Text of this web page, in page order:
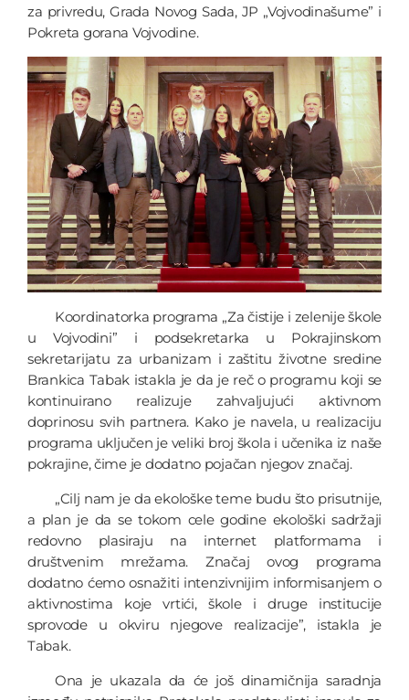
za privredu, Grada Novog Sada, JP „Vojvodinašume” i
Pokreta gorana Vojvodine.
Koordinatorka programa „Za čistije i zelenije škole
u Vojvodini” i podsekretarka u Pokrajinskom
sekretarijatu za urbanizam i zaštitu životne sredine
Brankica Tabak istakla je da je reč o programu koji se
kontinuirano realizuje zahvaljujući aktivnom
doprinosu svih partnera. Kako je navela, u realizaciju
programa uključen je veliki broj škola i učenika iz naše
pokrajine, čime je dodatno pojačan njegov značaj.
„Cilj nam je da ekološke teme budu što prisutnije,
a plan je da se tokom cele godine ekološki sadržaji
redovno plasiraju na internet platformama i
društvenim mrežama. Značaj ovog programa
dodatno ćemo osnažiti intenzivnijim informisanjem o
aktivnostima koje vrtići, škole i druge institucije
sprovode u okviru njegove realizacije”, istakla je
Tabak.
Ona je ukazala da će još dinamičnija saradnja